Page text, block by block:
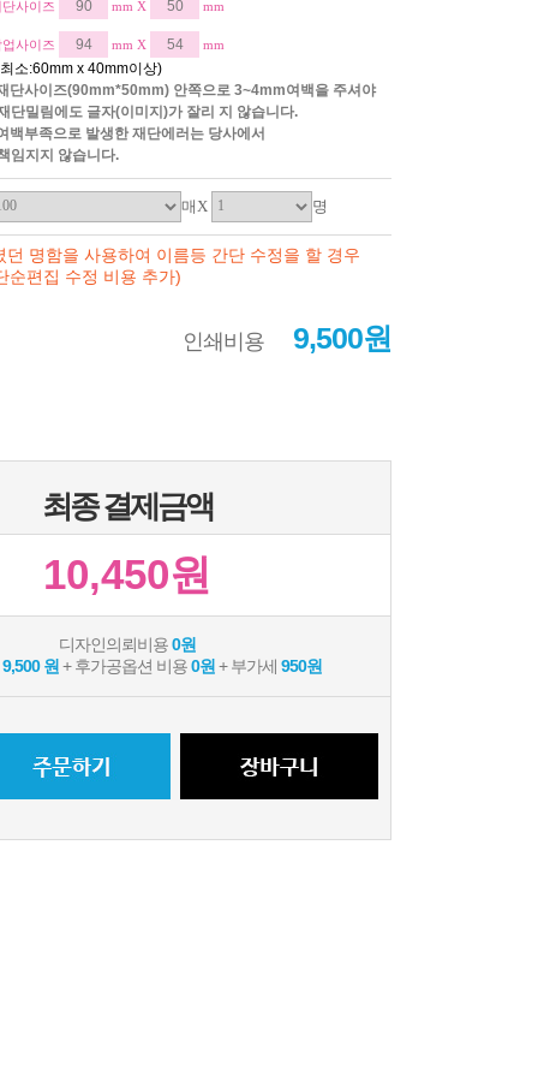
단사이즈 mm X mm
업사이즈 mm X mm
소:60mm x 40mm이상)
단사이즈(90mm*50mm) 안쪽으로 3~4mm여백을 주셔야
단밀림에도 글자(이미지)가 잘리 지 않습니다.
백부족으로 발생한 재단에러는 당사에서
임지지 않습니다.
매X 명
던 명함을 사용하여 이름등 간단 수정을 할 경우
편집 수정 비용 추가)
인쇄비용 9,500원
최종 결제금액
10,450원
디자인의뢰비용0원
9,500 원 + 후가공옵션 비용0원 + 부가세 950원